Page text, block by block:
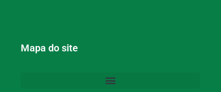
Mapa do site